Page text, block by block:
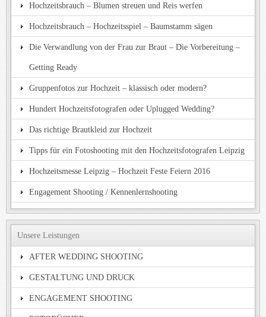
Hochzeitsbrauch – Blumen streuen und Reis werfen
Hochzeitsbrauch – Hochzeitsspiel – Baumstamm sägen
Die Verwandlung von der Frau zur Braut – Die Vorbereitung –
Getting Ready
Gruppenfotos zur Hochzeit – klassisch oder modern?
Hundert Hochzeitsfotografen oder Uplugged Wedding?
Das richtige Brautkleid zur Hochzeit
Tipps für ein Fotoshooting mit den Hochzeitsfotografen Leipzig
Hochzeitsmesse Leipzig – Hochzeit Feste Feiern 2016
Engagement Shooting / Kennenlernshooting
Unsere Leistungen
AFTER WEDDING SHOOTING
GESTALTUNG UND DRUCK
ENGAGEMENT SHOOTING